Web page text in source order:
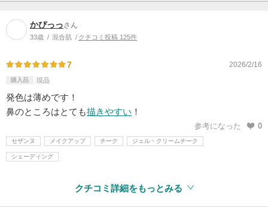
かぴっっさん
33歳 混合肌 クチコミ投稿 125件
7 2026/2/16
購入品 現品
発色は薄めです！
鼻のところはとても描きやすい ！
参考になった 0
セザンヌ メイクアップ チーク ジェル・クリームチーク
シェーディング
クチコミ詳細をもっとみる